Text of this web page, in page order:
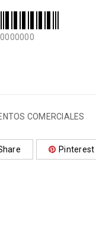
COMERCIALES
Pinterest